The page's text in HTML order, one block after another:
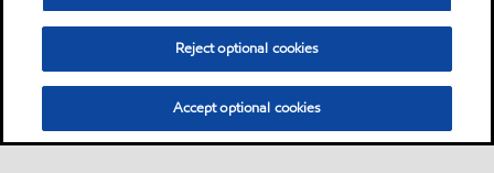
Reject optional cookies
Accept optional cookies